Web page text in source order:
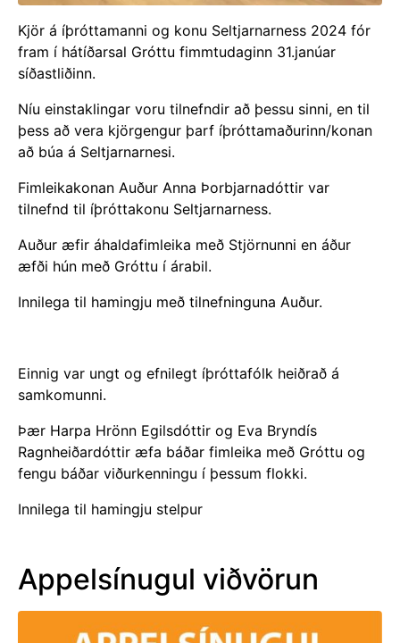
Kjör á íþróttamanni og konu Seltjarnarness 2024 fór
fram í hátíðarsal Gróttu fimmtudaginn 31.janúar
síðastliðinn.
Níu einstaklingar voru tilnefndir að þessu sinni, en til
þess að vera kjörgengur þarf íþróttamaðurinn/konan
að búa á Seltjarnarnesi.
Fimleikakonan Auður Anna Þorbjarnadóttir var
tilnefnd til íþróttakonu Seltjarnarness.
Auður æfir áhaldafimleika með Stjörnunni en áður
æfði hún með Gróttu í árabil.
Innilega til hamingju með tilnefninguna Auður.
Einnig var ungt og efnilegt íþróttafólk heiðrað á
samkomunni.
Þær Harpa Hrönn Egilsdóttir og Eva Bryndís
Ragnheiðardóttir æfa báðar fimleika með Gróttu og
fengu báðar viðurkenningu í þessum flokki.
Innilega til hamingju stelpur
Appelsínugul viðvörun